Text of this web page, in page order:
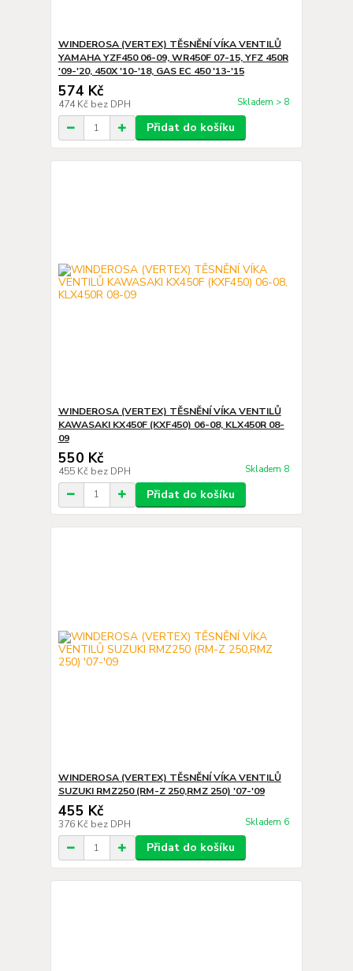
WINDEROSA (VERTEX) TĚSNĚNÍ VÍKA VENTILŮ
YAMAHA YZF450 06-09, WR450F 07-15, YFZ 450R
'09-'20, 450X '10-'18, GAS EC 450 '13-'15
574 Kč
474 Kč bez DPH Skladem > 8
Přidat do košíku
WINDEROSA (VERTEX) TĚSNĚNÍ VÍKA VENTILŮ
KAWASAKI KX450F (KXF450) 06-08, KLX450R 08-
09
550 Kč
455 Kč bez DPH Skladem 8
Přidat do košíku
WINDEROSA (VERTEX) TĚSNĚNÍ VÍKA VENTILŮ
SUZUKI RMZ250 (RM-Z 250,RMZ 250) '07-'09
455 Kč
376 Kč bez DPH Skladem 6
Přidat do košíku